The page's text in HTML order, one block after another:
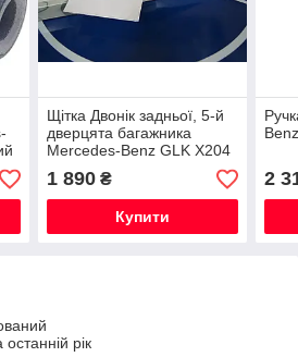
Щітка Двонік задньої, 5-й
дверцята багажника
Mercedes-Benz GLK X204
/ E X212 Нова
Оригінальна
1 890₴
Купити
2
рік